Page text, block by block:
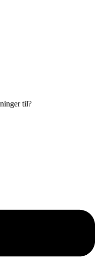
til?